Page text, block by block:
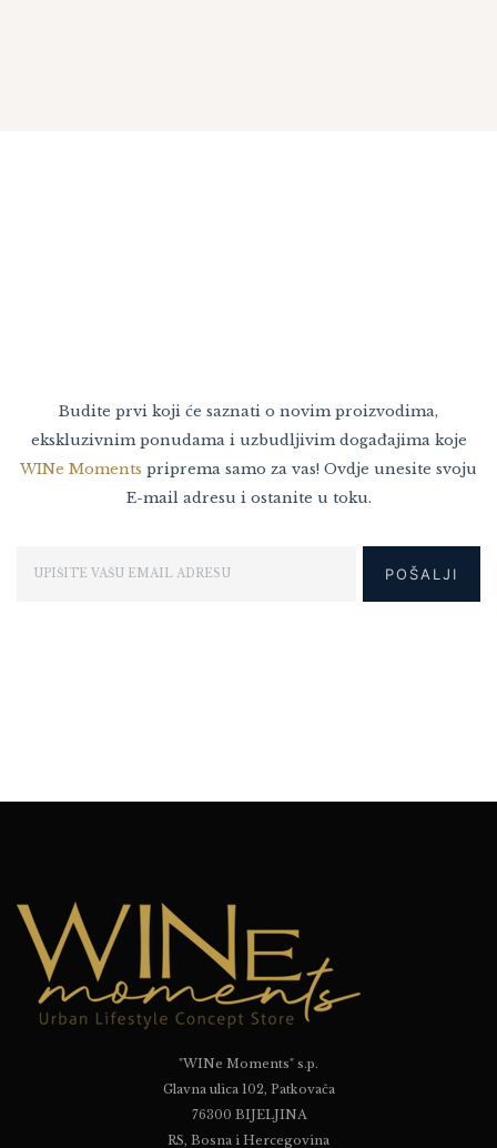
Budite prvi koji će saznati o novim proizvodima,
ekskluzivnim ponudama i uzbudljivim događajima koje
WINe Moments priprema samo za vas! Ovdje unesite svoju
E-mail adresu i ostanite u toku.
"WINe Moments" s.p.
Glavna ulica 102, Patkovača
76300 BIJELJINA
RS, Bosna i Hercegovina